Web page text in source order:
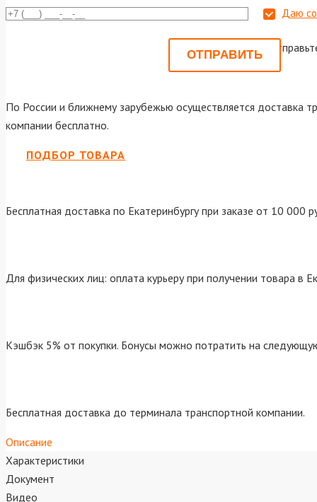
Даю
Или
По России и ближнему зарубежью осуществляется доставка
компании бесплатно.
ПОДБОР ТОВАРА
Бесплатная доставка по Екатеринбургу при заказе от 10 000
Для физических лиц: оплата курьеру при получении товара в
Кэшбэк 5% от покупки. Бонусы можно потратить на
Бесплатная доставка до терминала транспортной компании.
Описание
Характеристики
Документ
Видео